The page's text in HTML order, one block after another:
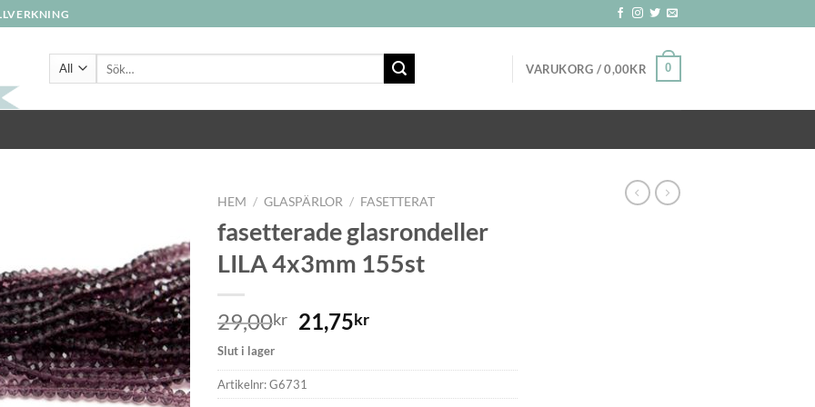
VARUKORG /0,00KR 0
HEM / GLASPÄRLOR / FASETTERAT
fasetterade glasrondeller
LILA 4x3mm 155st
29,00kr 21,75kr
Slut i lager
Artikelnr:G6731